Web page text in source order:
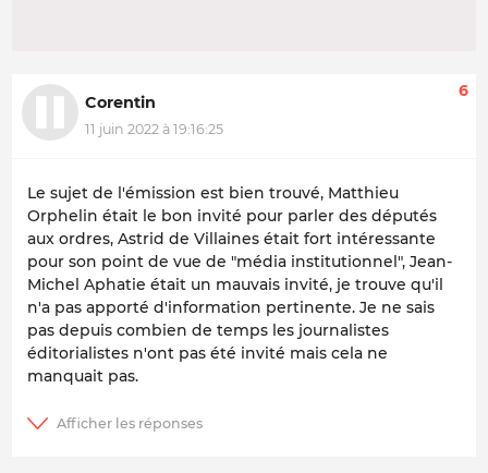
Corentin
11 juin 2022 à 19:16:25
6
Le sujet de l'émission est bien trouvé, Matthieu
Orphelin était le bon invité pour parler des députés
aux ordres, Astrid de Villaines était fort intéressante
pour son point de vue de "média institutionnel", Jean-
Michel Aphatie était un mauvais invité, je trouve qu'il
n'a pas apporté d'information pertinente. Je ne sais
pas depuis combien de temps les journalistes
éditorialistes n'ont pas été invité mais cela ne
manquait pas.